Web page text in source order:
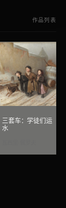
作品列表
三套车：学徒们运
水